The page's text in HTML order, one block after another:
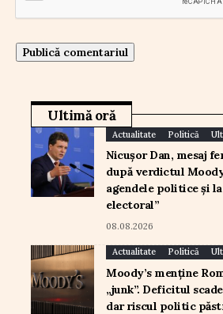
Ultimă oră
Actualitate Politică
Nicușor Dan, mesaj
după verdictul
agendele politice și
electoral”
08.08.2026
Actualitate Politică
Moody’s menține
„junk”. Deficitul
dar riscul politic